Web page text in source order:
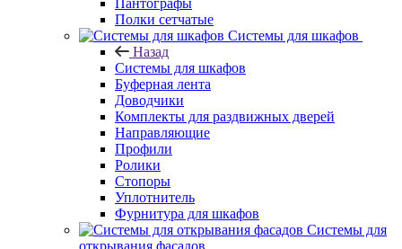
Пантографы
Полки сетчатые
Системы для шкафов
Назад
Системы для шкафов
Буферная лента
Доводчики
Комплекты для раздвижных дверей
Направляющие
Профили
Ролики
Стопоры
Уплотнитель
Фурнитура для шкафов
Системы для
открывания фасадов